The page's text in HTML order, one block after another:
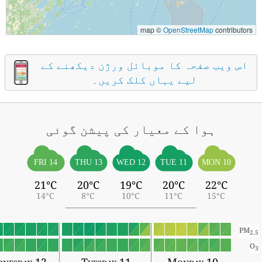
map ©OpenStreetMapcontributors
اس ویب صفحہ کا موبائل ورژن دیکھنے کے
لیے یہاں کلک کریں۔
ہوا کے معیار کی پیشن گوئی
MON 10
22°C
15°C
TUE 11
20°C
11°C
WED 12
19°C
10°C
THU 13
20°C
8°C
FRI 14
21°C
14°C
PM2.5
O